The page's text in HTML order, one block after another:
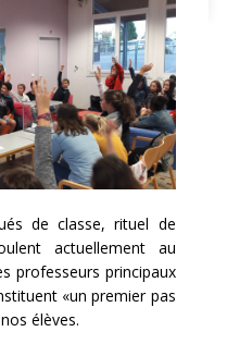
de classe, rituel de
actuellement au
professeurs principaux
«un premier pas
élèves.